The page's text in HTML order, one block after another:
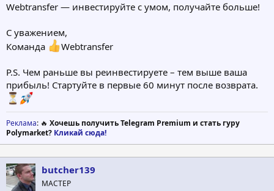
Webtransfer — инвестируйте с умом, получайте больше!
С уважением,
Команда
Webtransfer
P.S. Чем раньше вы реинвестируете – тем выше ваша
прибыль! Стартуйте в первые 60 минут после возврата.
Реклама: 🔥 Хочешь получить Telegram Premium и стать гуру
Polymarket? Кликай сюда!
butcher139
МАСТЕР